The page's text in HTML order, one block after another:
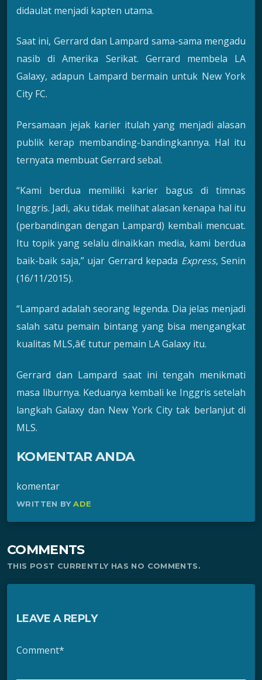
didaulat menjadi kapten utama.
Saat ini, Gerrard dan Lampard sama-sama mengadu
nasib di Amerika Serikat. Gerrard membela LA
Galaxy, adapun Lampard bermain untuk New York
City FC.
Persamaan jejak karier itulah yang menjadi alasan
publik kerap membanding-bandingkannya. Hal itu
ternyata membuat Gerrard sebal.
“Kami berdua memiliki karier bagus di timnas
Inggris. Jadi, aku tidak melihat alasan kenapa hal itu
(perbandingan dengan Lampard) kembali mencuat.
Itu topik yang selalu dinaikkan media, kami berdua
baik-baik saja,” ujar Gerrard kepada Express, Senin
(16/11/2015).
“Lampard adalah seorang legenda. Dia jelas menjadi
salah satu pemain bintang yang bisa mengangkat
kualitas MLS,â€ tutur pemain LA Galaxy itu.
Gerrard dan Lampard saat ini tengah menikmati
masa liburnya. Keduanya kembali ke Inggris setelah
langkah Galaxy dan New York City tak berlanjut di
MLS.
KOMENTAR ANDA
komentar
WRITTEN BYADE
COMMENTS
THIS POST CURRENTLY HAS NO COMMENTS.
LEAVE A REPLY
Comment*